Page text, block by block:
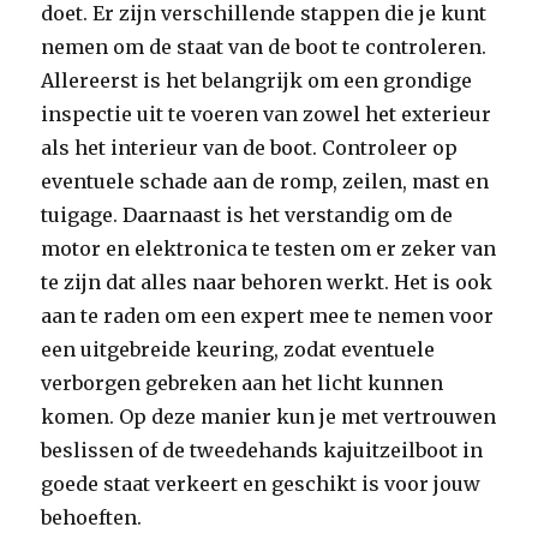
doet. Er zijn verschillende stappen die je kunt
nemen om de staat van de boot te controleren.
Allereerst is het belangrijk om een grondige
inspectie uit te voeren van zowel het exterieur
als het interieur van de boot. Controleer op
eventuele schade aan de romp, zeilen, mast en
tuigage. Daarnaast is het verstandig om de
motor en elektronica te testen om er zeker van
te zijn dat alles naar behoren werkt. Het is ook
aan te raden om een expert mee te nemen voor
een uitgebreide keuring, zodat eventuele
verborgen gebreken aan het licht kunnen
komen. Op deze manier kun je met vertrouwen
beslissen of de tweedehands kajuitzeilboot in
goede staat verkeert en geschikt is voor jouw
behoeften.